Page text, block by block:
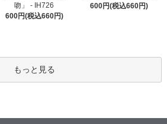
吻」 - IH726
600円(税込660円)
600円(税込660円)
もっと見る